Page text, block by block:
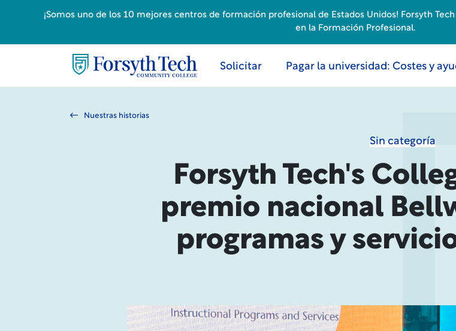
Solicitar Pagar la universidad: Costes y
Nuestras historias
Sin categoría
Forsyth Tech's
premio nacional
programas y
¡Somos uno de los 10 mejores centros de formación profesional de Estados Unidos! Forsyth
en la Formación Profesional.